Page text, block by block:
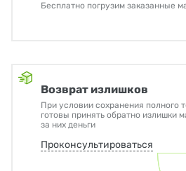
Бесплатно погрузим заказанные
Возврат излишков
При условии сохранения полного
готовы принять обратно излишки
за них деньги
Проконсультироваться